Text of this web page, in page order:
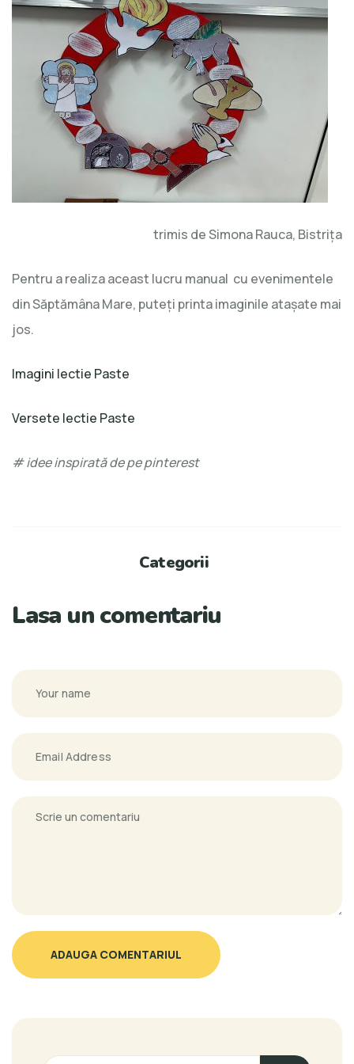
(3)-
activitate
trimis de Simona Rauca, Bistrița
Pentru a realiza aceast lucru manual cu evenimentele
din Săptămâna Mare, puteți printa imaginile atașate mai
jos.
Imagini lectie Paste
Versete lectie Paste
# idee inspirată de pe pinterest
Categorii
Lasa un comentariu
ADAUGA COMENTARIUL